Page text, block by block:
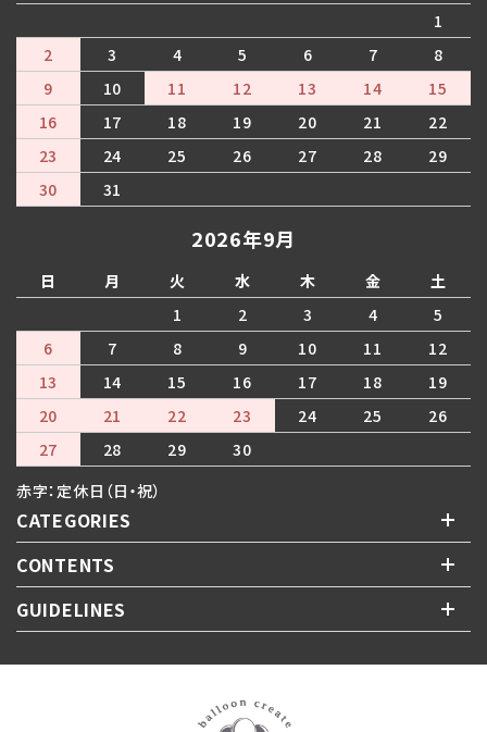
1
2
3 4 5 6 7
8
9
10 11 12 13 14
15
16
17 18 19 20 21
22
23
24 25 26 27 28
29
30
31
2026年9月
日 月 火 水 木 金
土
1
2 3 4
5
6
7 8 9 10 11
12
13
14 15 16 17 18
19
20
21 22 23 24 25
26
27
28 29
30
赤字：定休日（日・祝）
CATEGORIES
CONTENTS
GUIDELINES